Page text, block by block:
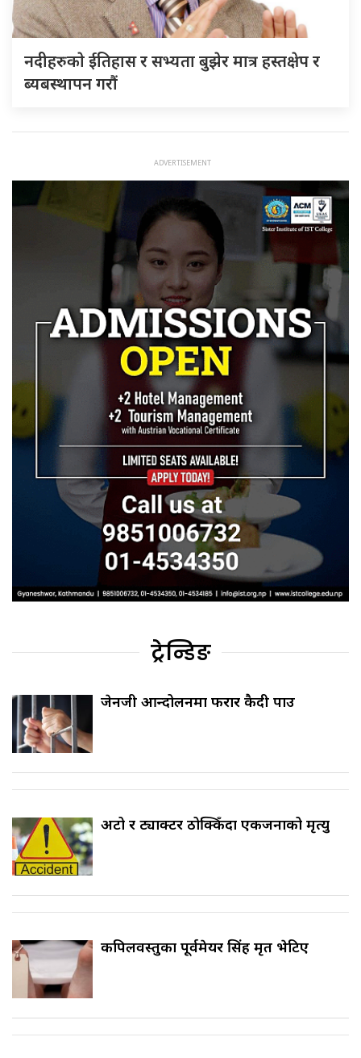
नदीहरुकाे ईतिहास र सभ्यता बुझेर मात्र हस्तक्षेप र
ब्यबस्थापन गराैं
ट्रेन्डिङ
जेनजी आन्दोलनमा फरार कैदी पक्राउ
अटो र ट्याक्टर ठोक्किँदा एकजनाको मृत्यु
कपिलवस्तुका पूर्वमेयर सिंह मृत भेटिए